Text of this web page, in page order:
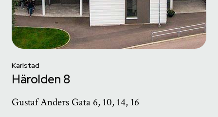
Karlstad
Härolden 8
Gustaf Anders Gata 6, 10, 14, 16